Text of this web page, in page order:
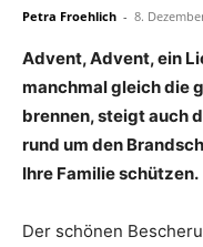
Petra Froehlich - 8.
Advent, Advent, ein
manchmal gleich die
brennen, steigt auch
rund um den
Ihre Familie schützen.
Der schönen